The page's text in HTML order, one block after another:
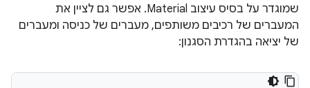
שמוגדר על בסיס עיצוב Material. אפשר גם לציין את
המעברים של רכיבים משותפים, מעברים של כניסה ומעברים
של יציאה בהגדרת הסגנון: